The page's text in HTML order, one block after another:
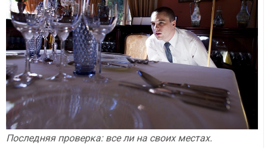
Последняя проверка: все ли на своих местах.